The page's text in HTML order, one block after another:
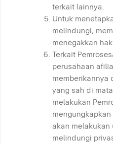
terkait lainnya.
Untuk
melindungi,
menegakkan
Terkait
perusahaan
memberikannya
yang sah di
melakukan
akan melakukan
melindungi